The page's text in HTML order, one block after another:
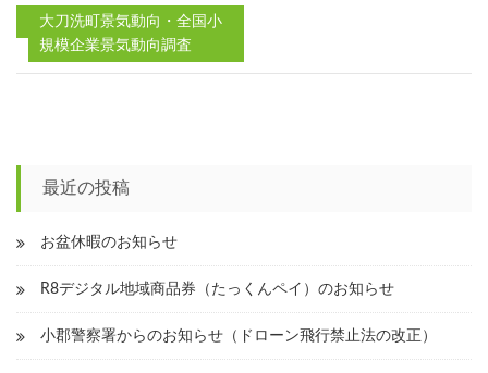
投
ビ
ー
シ
ョ
ン
大刀洗町景気動向・全国小
規模企業景気動向調査
最近の投稿
お盆休暇のお知らせ
R8デジタル地域商品券（たっくんペイ）のお知らせ
小郡警察署からのお知らせ（ドローン飛行禁止法の改正）